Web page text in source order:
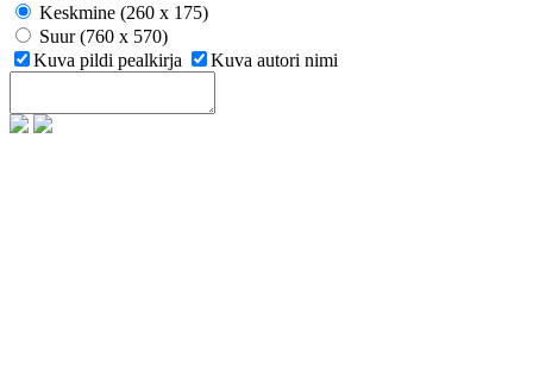
Keskmine (260 x 175)
Suur (760 x 570)
Kuva pildi pealkirja
Kuva autori nimi